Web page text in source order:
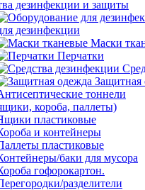
дезинфекции и защиты
дезинфекции
Маски
Перчатки
Защитная
тоннели
короба, паллеты)
пластиковые
и контейнеры
пластиковые
баки для мусора
гофорокартон.
разделители